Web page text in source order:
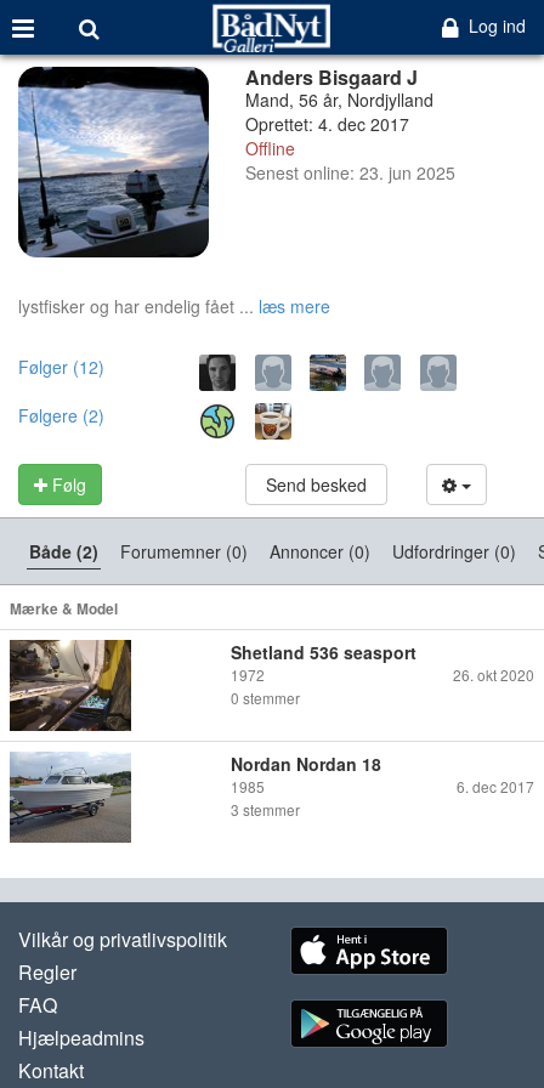
Log ind
Anders Bisgaard J
Mand, 56 år, Nordjylland
Oprettet: 4. dec 2017
Offline
Senest online: 23. jun 2025
lystfisker og har endelig fået ... læs mere
Følger (12)
Følgere (2)
Følg Send besked
Både (2) Forumemner (0) Annoncer (0) Udfordringer (0)
Mærke & Model
Shetland 536 seasport
1972
26. okt 2020
0 stemmer
Nordan Nordan 18
1985
6. dec 2017
3 stemmer
Vilkår og privatlivspolitik
Regler
FAQ
Hjælpeadmins
Kontakt